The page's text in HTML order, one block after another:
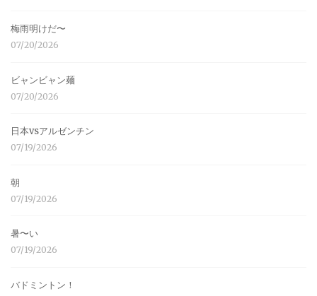
梅雨明けだ〜
07/20/2026
ビャンビャン麺
07/20/2026
日本vsアルゼンチン
07/19/2026
朝
07/19/2026
暑〜い
07/19/2026
バドミントン！